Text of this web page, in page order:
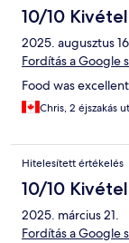
10/10
2025. augusztus
Fordítás a Google
Food was
Chris, 2 éjszakás
Hitelesített értékelés
10/10
2025. március 21.
Fordítás a Google